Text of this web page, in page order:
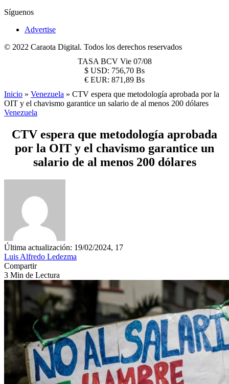
Síguenos
Advertise
© 2022 Caraota Digital. Todos los derechos reservados
TASA BCV Vie 07/08
$ USD: 756,70 Bs
€ EUR: 871,89 Bs
Inicio » Venezuela » CTV espera que metodología aprobada por la
OIT y el chavismo garantice un salario de al menos 200 dólares
Venezuela
CTV espera que metodología aprobada
por la OIT y el chavismo garantice un
salario de al menos 200 dólares
Última actualización: 19/02/2024, 17
Luis Alfredo Ledezma
Compartir
3 Min de Lectura